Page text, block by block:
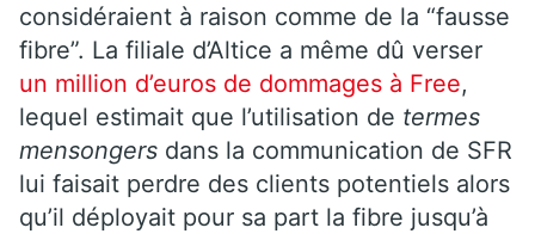
considéraient à raison comme de la “fausse
fibre”. La filiale d’Altice a même dû verser
un million d’euros de dommages à Free,
lequel estimait que l’utilisation de termes
mensongers dans la communication de SFR
lui faisait perdre des clients potentiels alors
qu’il déployait pour sa part la fibre jusqu’à